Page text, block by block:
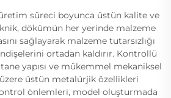
süreci boyunca üstün kalite ve
dökümün her yerinde malzeme
sağlayarak malzeme tutarsızlığı
ortadan kaldırır. Kontrollü
yapısı ve mükemmel mekaniksel
üstün metalürjik özellikleri
önlemleri, model oluşturmada